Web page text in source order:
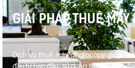
GIẢI PHÁP THUÊ MÁY
Dịch vụ thuê máy photocopy giúp
đầu tư ban đầu, sử dụng thiết bị hiện